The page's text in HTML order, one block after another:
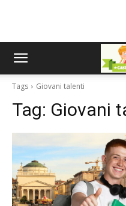
Tags Giovani talenti
Tag: Giovani